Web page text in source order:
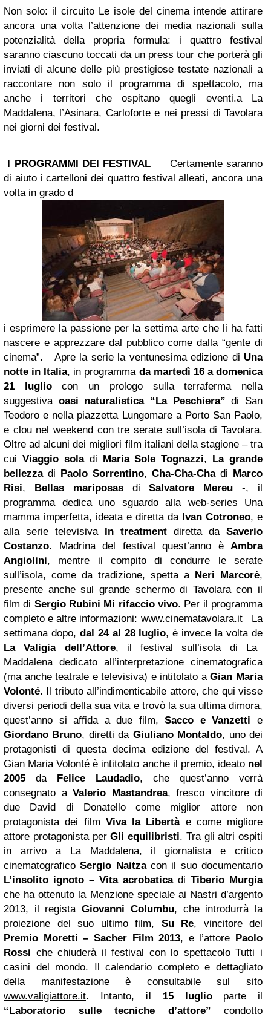
Non solo: il circuito Le isole del cinema intende attirare
ancora una volta l’attenzione dei media nazionali sulla
potenzialità della propria formula: i quattro festival
saranno ciascuno toccati da un press tour che porterà gli
inviati di alcune delle più prestigiose testate nazionali a
raccontare non solo il programma di spettacolo, ma
anche i territori che ospitano quegli eventi.a La
Maddalena, l’Asinara, Carloforte e nei pressi di Tavolara
nei giorni dei festival.
I PROGRAMMI DEI FESTIVAL
Certamente saranno
di aiuto i cartelloni dei quattro festival alleati, ancora una
volta in grado d
i esprimere la passione per la settima arte che li ha fatti
nascere e apprezzare dal pubblico come dalla “gente di
cinema”. Apre la serie la ventunesima edizione di Una
notte in Italia, in programma da martedì 16 a domenica
21 lugliocon un prologo sulla terraferma nella
suggestiva oasi naturalistica “La Peschiera” di San
Teodoro e nella piazzetta Lungomare a Porto San Paolo,
e clou nel weekend con tre serate sull’isola di Tavolara.
Oltre ad alcuni dei migliori film italiani della stagione – tra
cui Viaggio soladi Maria Sole Tognazzi, La grande
bellezzadi Paolo Sorrentino, Cha-Cha-Chadi Marco
Risi, Bellas mariposasdiSalvatore Mereu -, il
programma dedica uno sguardo alla web-series Una
mamma imperfetta, ideata e diretta da Ivan Cotroneo, e
alla serie televisiva In treatment diretta da Saverio
Costanzo. Madrina del festival quest’anno è Ambra
Angiolini, mentre il compito di condurre le serate
sull’isola, come da tradizione, spetta a Neri Marcorè,
presente anche sul grande schermo di Tavolara con il
film di Sergio Rubini Mi rifaccio vivo. Per il programma
completo e altre informazioni: www.cinematavolara.itLa
settimana dopo, dal 24 al 28 luglio, è invece la volta de
La Valigia dell’Attore, il festival sull’isola di La
Maddalena dedicato all’interpretazione cinematografica
(ma anche teatrale e televisiva) e intitolato aGian Maria
Volonté. Il tributo all’indimenticabile attore, che qui visse
diversi periodi della sua vita e trovò la sua ultima dimora,
quest’anno si affida a due film, Sacco e Vanzetti e
Giordano Bruno, diretti da Giuliano Montaldo, uno dei
protagonisti di questa decima edizione del festival. A
Gian Maria Volonté è intitolato anche il premio, ideato nel
2005 da Felice Laudadio, che quest’anno verrà
consegnato a Valerio Mastandrea, fresco vincitore di
due David di Donatello come miglior attore non
protagonista dei film Viva la Libertàe come migliore
attore protagonista perGli equilibristi. Tra gli altri ospiti
in arrivo a La Maddalena, il giornalista e critico
cinematograficoSergio Naitzacon il suo documentario
L’insolito ignoto – Vita acrobaticadi Tiberio Murgia
che ha ottenuto la Menzione speciale ai Nastri d’argento
2013, il registaGiovanni Columbu, che introdurrà la
proiezione del suo ultimo film, Su Re, vincitore del
Premio Moretti – Sacher Film 2013, e l’attore Paolo
Rossi che chiuderà il festival con lo spettacolo Tutti i
casini del mondo. Il calendario completo e dettagliato
della manifestazione è consultabile sul sito
www.valigiattore.it. Intanto, il 15 luglioparte il
“Laboratorio sulle tecniche d’attore” condotto